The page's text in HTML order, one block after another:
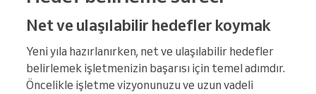
Net ve ulaşılabilir hedefler koymak
Yeni yıla hazırlanırken, net ve ulaşılabilir hedefler
belirlemek işletmenizin başarısı için temel adımdır.
Öncelikle işletme vizyonunuzu ve uzun vadeli